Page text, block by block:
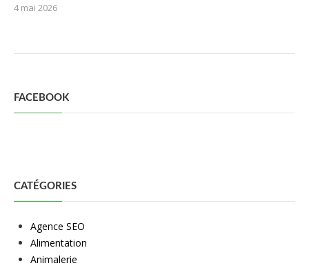
4 mai 2026
FACEBOOK
CATÉGORIES
Agence SEO
Alimentation
Animalerie